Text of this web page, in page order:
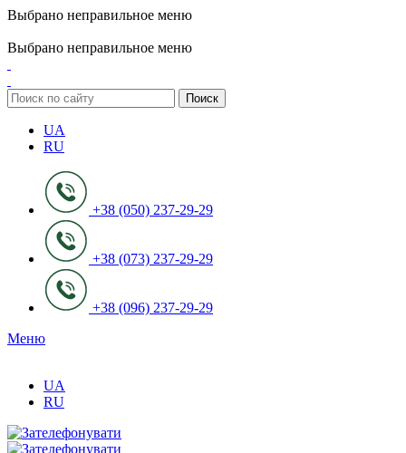
Выбрано неправильное меню
Выбрано неправильное меню
Поиск
UA
RU
+38 (050) 237-29-29
+38 (073) 237-29-29
+38 (096) 237-29-29
Меню
UA
RU